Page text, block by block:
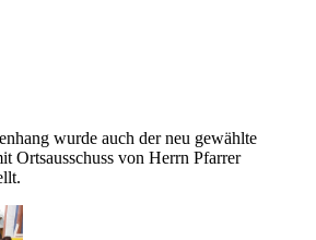
wurde auch der neu gewählte
Ortsausschuss von Herrn Pfarrer